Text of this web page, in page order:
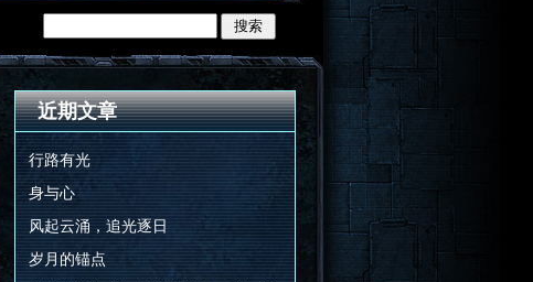
近期文章
行路有光
身与心
风起云涌，追光逐日
岁月的锚点